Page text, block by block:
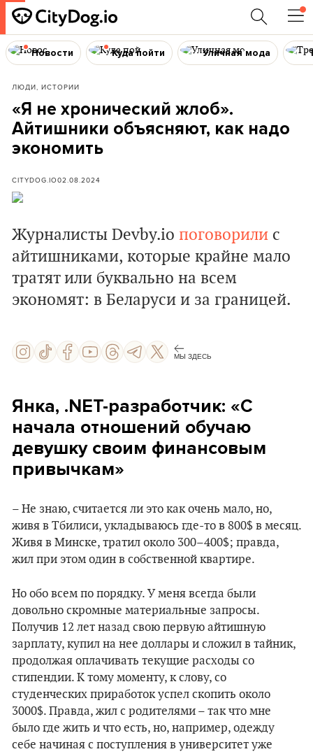
Новости Куда пойти Уличная мода
ЛЮДИ, ИСТОРИИ
«Я не хронический жлоб».
Айтишники объясняют, как надо
экономить
CITYDOG.IO02.08.2024
Журналисты Devby.io поговорили с
айтишниками, которые крайне мало
тратят или буквально на всем
экономят: в Беларуси и за границей.
МЫ ЗДЕСЬ
Янка, .NET-разработчик: «С
начала отношений обучаю
девушку своим финансовым
привычкам»
– Не знаю, считается ли это как очень мало, но,
живя в Тбилиси, укладываюсь где-то в 800$ в месяц.
Живя в Минске, тратил около 300–400$; правда,
жил при этом один в собственной квартире.
Но обо всем по порядку. У меня всегда были
довольно скромные материальные запросы.
Получив 12 лет назад свою первую айтишную
зарплату, купил на нее доллары и сложил в тайник,
продолжая оплачивать текущие расходы со
стипендии. К тому моменту, к слову, со
студенческих приработок успел скопить около
3000$. Правда, жил с родителями – так что мне
было где жить и что есть, но, например, одежду
себе начиная с поступления в университет уже